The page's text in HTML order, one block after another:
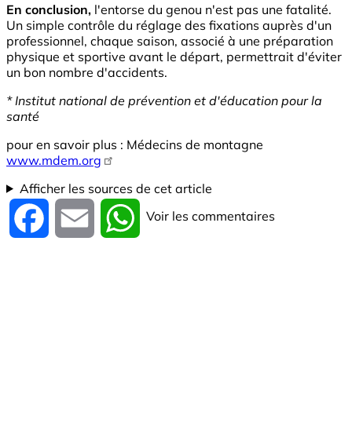
En conclusion, l'entorse du genou n'est pas une fatalité.
Un simple contrôle du réglage des fixations auprès d'un
professionnel, chaque saison, associé à une préparation
physique et sportive avant le départ, permettrait d'éviter
un bon nombre d'accidents.
* Institut national de prévention et d'éducation pour la
santé
pour en savoir plus : Médecins de montagne
www.mdem.org
Afficher les sources de cet article
Facebook Email WhatsApp
Voir les commentaires